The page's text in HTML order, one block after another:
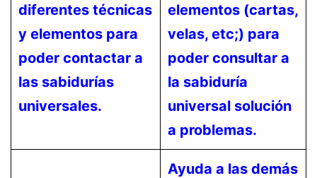
diferentes técnicas
y elementos para
poder contactar a
las sabidurías
universales.
elementos (cartas,
velas, etc;) para
poder consultar a
la sabiduría
universal solución
a problemas.
Ayuda a las demás